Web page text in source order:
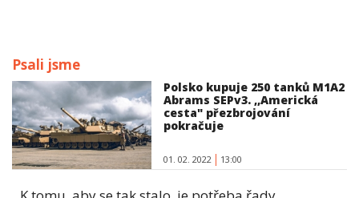
Psali jsme
Polsko kupuje 250 tanků M1A2
Abrams SEPv3. ,,Americká
cesta" přezbrojování
pokračuje
01. 02. 2022 13:00